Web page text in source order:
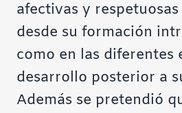
afectivas y
desde su formación
como en las diferentes
desarrollo posterior a
Además se pretendió